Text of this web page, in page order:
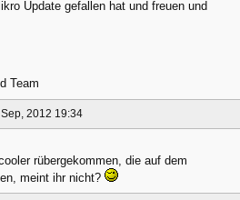
Update gefallen hat und freuen und
Team
2012 19:34
rübergekommen, die auf dem
meint ihr nicht?